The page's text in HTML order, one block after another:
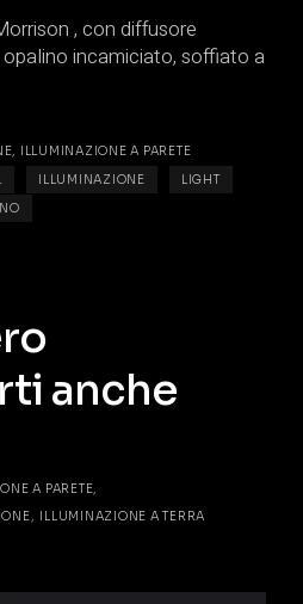
, con diffusore
incamiciato, soffiato a
, ILLUMINAZIONE A PARETE
ILLUMINAZIONE
LIGHT
anche
A PARETE
ILLUMINAZIONE A TERRA